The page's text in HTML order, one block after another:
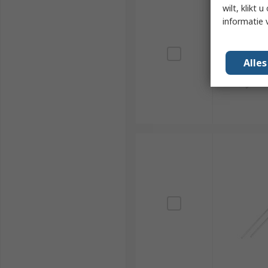
wilt, klikt u
informatie